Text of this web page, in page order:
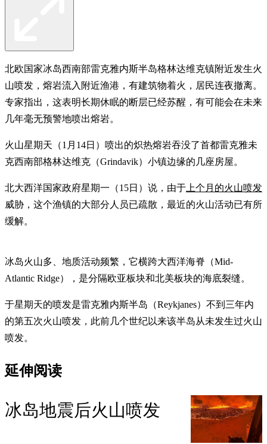
北欧国家冰岛西南部雷克雅内斯半岛格林达维克镇附近发生火
山喷发，熔岩流入附近渔港，有建筑物着火，居民连夜撤离。
专家指出，这表明长期休眠的断层已经苏醒，有可能会在未来
几年毫无预警地喷出熔岩。
火山星期天（1月14日）喷出的炽热熔岩吞没了首都雷克雅未
克西南部格林达维克（Grindavik）小镇边缘的几座房屋。
北大西洋国家政府星期一（15日）说，由于 上个月的火山喷发
威胁，这个渔镇的大部分人员已疏散，最近的火山活动已有所
缓解。
冰岛火山多、地质活动频繁，它横跨大西洋海脊（Mid-
Atlantic Ridge），是分隔欧亚板块和北美板块的海底裂缝。
于星期天的喷发是雷克雅内斯半岛（Reykjanes）不到三年内
的第五次火山喷发，此前几个世纪以来该半岛从未发生过火山
喷发。
延伸阅读
冰岛地震后火山喷发